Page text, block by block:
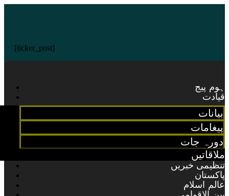
[ticker_post]
ہوم پیج
قیادت
بیانات
پیغامات
دورہ جات
ملاقاتیں
تنظیمی خبریں
پاکستان
عالم اسلام